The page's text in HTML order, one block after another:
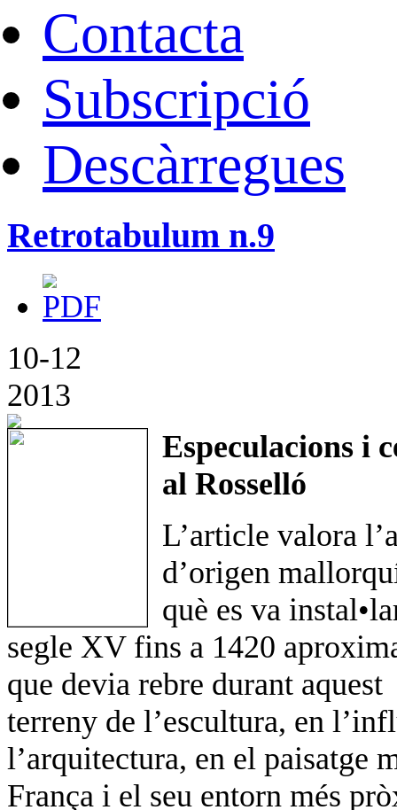
Contacta
Subscripció
Descàrregues
Retrotabulum n.9
10-12
2013
Especulacions i
al Rosselló
L’article valora
d’origen
què es va
segle XV fins a 1420
que devia rebre durant
terreny de l’escultura, en
l’arquitectura, en el paisatge
França i el seu entorn més